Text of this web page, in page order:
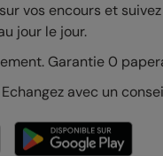
vos encours et
jour le jour.
Garantie 0
avec un